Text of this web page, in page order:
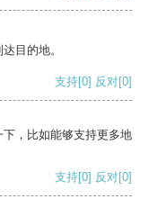
目的地。
支持[0] 反对[0]
，比如能够支持更多地
支持[0] 反对[0]